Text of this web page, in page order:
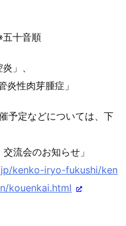
十音順
」、
炎性肉芽腫症」
予定などについては、下
流会のお知らせ」
p/kenko-iryo-fukushi/ken
kouenkai.html